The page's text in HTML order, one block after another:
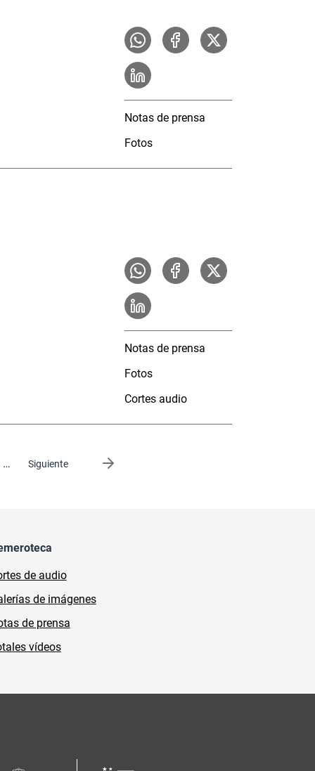
Notas de prensa
Fotos
Notas de prensa
Fotos
Cortes audio
… Siguiente
Siguiente página
de audio
de imágenes
de prensa
vídeos